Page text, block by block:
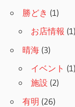
勝どき (1)
お店情報 (1)
晴海 (3)
イベント (1)
施設 (2)
有明 (26)